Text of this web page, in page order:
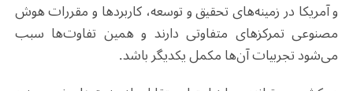
و آمریکا در زمینه‌های تحقیق و توسعه، کاربردها و مقررات هوش
مصنوعی تمرکزهای متفاوتی دارند و همین تفاوت‌ها سبب
می‌شود تجربیات آن‌ها مکمل یکدیگر باشد.